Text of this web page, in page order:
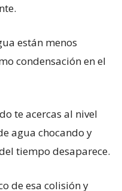
están menos
condensación en el
te acercas al nivel
agua chocando y
tiempo desaparece.
de esa colisión y